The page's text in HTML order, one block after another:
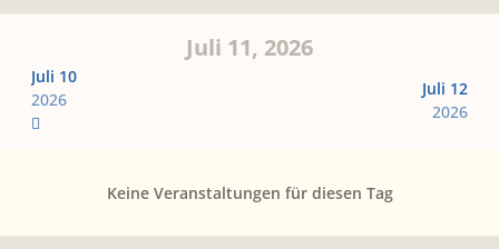
Juli 10
2026
Juli 11, 2026
Juli 12
2026
Keine Veranstaltungen für diesen Tag